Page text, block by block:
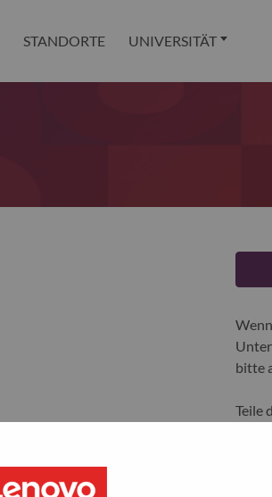
STANDORTE UNIVERSITÄT
bitte
Teile